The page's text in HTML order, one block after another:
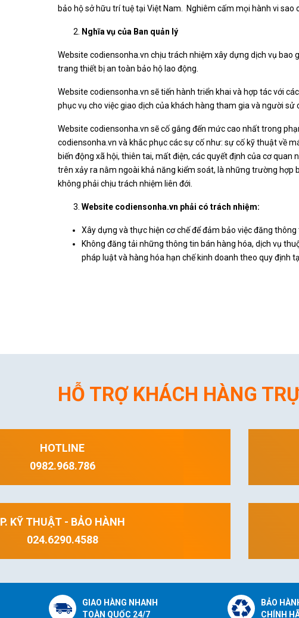
bảo hộ sở hữu trí tuệ tại Việt Nam. Nghiêm cấm mọi hành vi
Nghĩa vụ của Ban quản lý
Website codiensonha.vn chịu trách nhiệm xây dựng dịch vụ
trang thiết bị an toàn bảo hộ lao động.
Website codiensonha.vn sẽ tiến hành triển khai và hợp tác với
phục vụ cho việc giao dịch của khách hàng tham gia và người sử
Website codiensonha.vn sẽ cố gắng đến mức cao nhất trong
codiensonha.vn và khắc phục các sự cố như: sự cố kỹ thuật về
biến động xã hội, thiên tai, mất điện, các quyết định của cơ
trên xảy ra nằm ngoài khả năng kiểm soát, là những trường hợp
không phải chịu trách nhiệm liên đới.
Website codiensonha.vn phải có trách nhiệm:
Xây dựng và thực hiện cơ chế để đảm bảo việc đăng
Không đăng tải những thông tin bán hàng hóa, dịch vụ
pháp luật và hàng hóa hạn chế kinh doanh theo quy định
HỖ TRỢ KHÁCH HÀNG
HOTLINE
0982.968.786
P. KỸ THUẬT - BẢO HÀNH
024.6290.4588
GIAO HÀNG NHANH
TOÀN QUỐC 24/7
BẢO
CHÍNH